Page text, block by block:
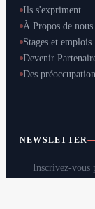
Ils s'expriment
À Propos de nous
Stages et emplois
Devenir
Des
NEWSLETTER
Inscrivez-vous